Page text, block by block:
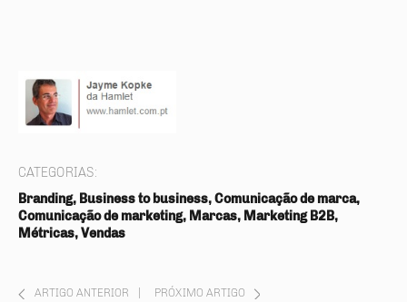
CATEGORIAS:
Branding, Business to business, Comunicação de marca,
Comunicação de marketing, Marcas, Marketing B2B,
Métricas, Vendas
ARTIGO ANTERIOR PRÓXIMO ARTIGO